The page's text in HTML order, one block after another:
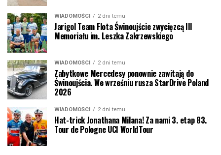
WIADOMOŚCI 2 dni temu
Jarigol Team Flota Świnoujście zwycięzcą III
Memoriału im. Leszka Zakrzewskiego
WIADOMOŚCI 2 dni temu
Zabytkowe Mercedesy ponownie zawitają do
Świnoujścia. We wrześniu rusza StarDrive Poland
2026
WIADOMOŚCI 2 dni temu
Hat-trick Jonathana Milana! Za nami 3. etap 83.
Tour de Pologne UCI WorldTour